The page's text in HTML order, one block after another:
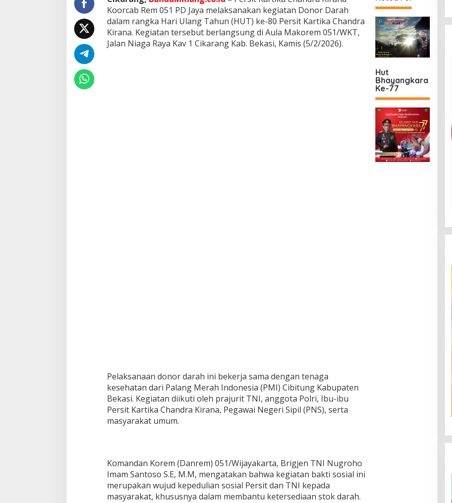
i
k
a
C
h
Koorcab Rem 051 PD Jaya melaksanakan kegiatan Donor Darah
dalam rangka Hari Ulang Tahun (HUT) ke-80 Persit Kartika Chandra
Kirana. Kegiatan tersebut berlangsung di Aula Makorem 051/WKT,
Jalan Niaga Raya Kav 1 Cikarang Kab. Bekasi, Kamis (5/2/2026).
Pelaksanaan donor darah ini bekerja sama dengan tenaga
kesehatan dari Palang Merah Indonesia (PMI) Cibitung Kabupaten
Bekasi. Kegiatan diikuti oleh prajurit TNI, anggota Polri, Ibu-ibu
Persit Kartika Chandra Kirana, Pegawai Negeri Sipil (PNS), serta
masyarakat umum.
Komandan Korem (Danrem) 051/Wijayakarta, Brigjen TNI Nugroho
Imam Santoso S.E, M.M, mengatakan bahwa kegiatan bakti sosial ini
merupakan wujud kepedulian sosial Persit dan TNI kepada
masyarakat, khususnya dalam membantu ketersediaan stok darah.
Hut
Bhayangkara
Ke-77